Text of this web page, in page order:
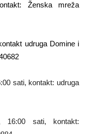
Ženska mreža
udruga Domine i
sati, kontakt: udruga
16:00 sati, kontakt: